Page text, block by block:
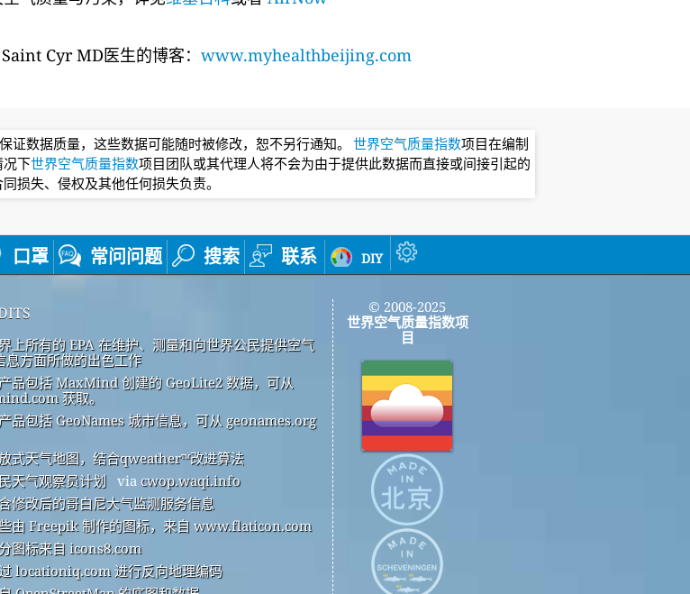
Cyr MD医生的博客： www.myhealthbeijing.com
数据质量，这些数据可能随时被修改，恕不另行通知。 世界空气质量指数项目在编制
况下世界空气质量指数项目团队或其代理人将不会为由于提供此数据而直接或间接引起的
损失、侵权及其他任何损失负责。
口罩 常问问题 搜索 联系 diy
上所有的 EPA 在维护、测量和向世界公民提供空气
息方面所做的出色工作
品包括 MaxMind 创建的 GeoLite2 数据，可从
获取。
品包括 GeoNames 城市信息，可从 geonames.org
式天气地图，结合qweather™改进算法
天气观察员计划 via cwop.waqi.info
修改后的哥白尼大气监测服务信息
由 Freepik 制作的图标，来自 www.flaticon.com
图标来自 icons8.com
locationiq.com 进行反向地理编码
© 2008-2025
世界空气质量指数项
目